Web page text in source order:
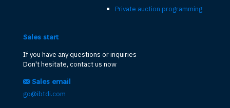
Private auction programming
Sales start
If you have any questions or inquiries
Don't hesitate, contact us now
Sales email
go@ibtdi.com